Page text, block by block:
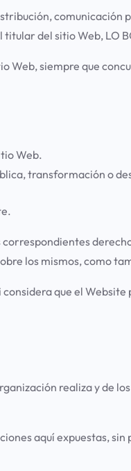
del sitio Web, LO
siempre que
Web.
transformación o
los mismos, como
que el
realiza y de
aquí expuestas,